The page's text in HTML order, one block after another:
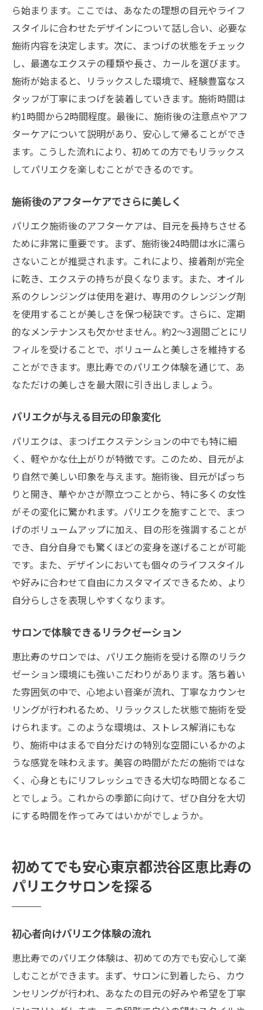
ら始まります。ここでは、あなたの理想の目元やライフ
スタイルに合わせたデザインについて話し合い、必要な
施術内容を決定します。次に、まつげの状態をチェック
し、最適なエクステの種類や長さ、カールを選びます。
施術が始まると、リラックスした環境で、経験豊富なス
タッフが丁寧にまつげを装着していきます。施術時間は
約1時間から2時間程度。最後に、施術後の注意点やアフ
ターケアについて説明があり、安心して帰ることができ
ます。こうした流れにより、初めての方でもリラックス
してパリエクを楽しむことができるのです。
施術後のアフターケアでさらに美しく
パリエク施術後のアフターケアは、目元を長持ちさせる
ために非常に重要です。まず、施術後24時間は水に濡ら
さないことが推奨されます。これにより、接着剤が完全
に乾き、エクステの持ちが良くなります。また、オイル
系のクレンジングは使用を避け、専用のクレンジング剤
を使用することが美しさを保つ秘訣です。さらに、定期
的なメンテナンスも欠かせません。約2〜3週間ごとにリ
フィルを受けることで、ボリュームと美しさを維持する
ことができます。恵比寿でのパリエク体験を通じて、あ
なただけの美しさを最大限に引き出しましょう。
パリエクが与える目元の印象変化
パリエクは、まつげエクステンションの中でも特に細
く、軽やかな仕上がりが特徴です。このため、目元がよ
り自然で美しい印象を与えます。施術後、目元がぱっち
りと開き、華やかさが際立つことから、特に多くの女性
がその変化に驚かれます。パリエクを施すことで、まつ
げのボリュームアップに加え、目の形を強調することが
でき、自分自身でも驚くほどの変身を遂げることが可能
です。また、デザインにおいても個々のライフスタイル
や好みに合わせて自由にカスタマイズできるため、より
自分らしさを表現しやすくなります。
サロンで体験できるリラクゼーション
恵比寿のサロンでは、パリエク施術を受ける際のリラク
ゼーション環境にも強いこだわりがあります。落ち着い
た雰囲気の中で、心地よい音楽が流れ、丁寧なカウンセ
リングが行われるため、リラックスした状態で施術を受
けられます。このような環境は、ストレス解消にもな
り、施術中はまるで自分だけの特別な空間にいるかのよ
うな感覚を味わえます。美容の時間がただの施術ではな
く、心身ともにリフレッシュできる大切な時間となるこ
とでしょう。これからの季節に向けて、ぜひ自分を大切
にする時間を作ってみてはいかがでしょうか。
初めてでも安心東京都渋谷区恵比寿の
パリエクサロンを探る
初心者向けパリエク体験の流れ
恵比寿でのパリエク体験は、初めての方でも安心して楽
しむことができます。まず、サロンに到着したら、カウ
ンセリングが行われ、あなたの目元の好みや希望を丁寧